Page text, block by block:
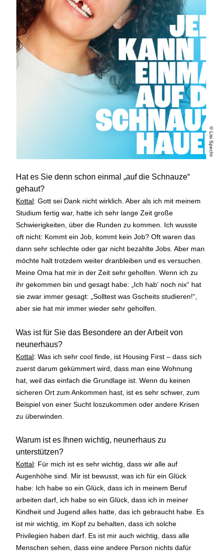
© Lisi Specht
Hat es Sie denn schon einmal „auf die Schnauze“
gehaut?
Kottal: Gott sei Dank nicht wirklich. Aber als ich mit meinem
Studium fertig war, hatte ich sehr lange Zeit große
Schwierigkeiten, über die Runden zu kommen. Ich wusste
oft nicht: Kommt ein Job, kommt kein Job? Oft waren das
dann sehr schlechte oder gar nicht bezahlte Jobs. Aber man
möchte halt trotzdem weiter dranbleiben und es versuchen.
Meine Oma hat mir in der Zeit sehr geholfen. Wenn ich zu
ihr gekommen bin und gesagt habe: „Ich hab‘ noch nix“ hat
sie zwar immer gesagt: „Solltest was Gscheits studieren!“,
aber sie hat mir immer wieder sehr geholfen.
Was ist für Sie das Besondere an der Arbeit von
neunerhaus?
Kottal: Was ich sehr cool finde, ist Housing First – dass sich
zuerst darum gekümmert wird, dass man eine Wohnung
hat, weil das einfach die Grundlage ist. Wenn du keinen
sicheren Ort zum Ankommen hast, ist es sehr schwer, zum
Beispiel von einer Sucht loszukommen oder andere Krisen
zu überwinden.
Warum ist es Ihnen wichtig, neunerhaus zu
unterstützen?
Kottal: Für mich ist es sehr wichtig, dass wir alle auf
Augenhöhe sind. Mir ist bewusst, was ich für ein Glück
habe: Ich habe so ein Glück, dass ich in meinem Beruf
arbeiten darf, ich habe so ein Glück, dass ich in meiner
Kindheit und Jugend alles hatte, das ich gebraucht habe. Es
ist mir wichtig, im Kopf zu behalten, dass ich solche
Privilegien haben darf. Es ist mir auch wichtig, dass alle
Menschen sehen, dass eine andere Person nichts dafür